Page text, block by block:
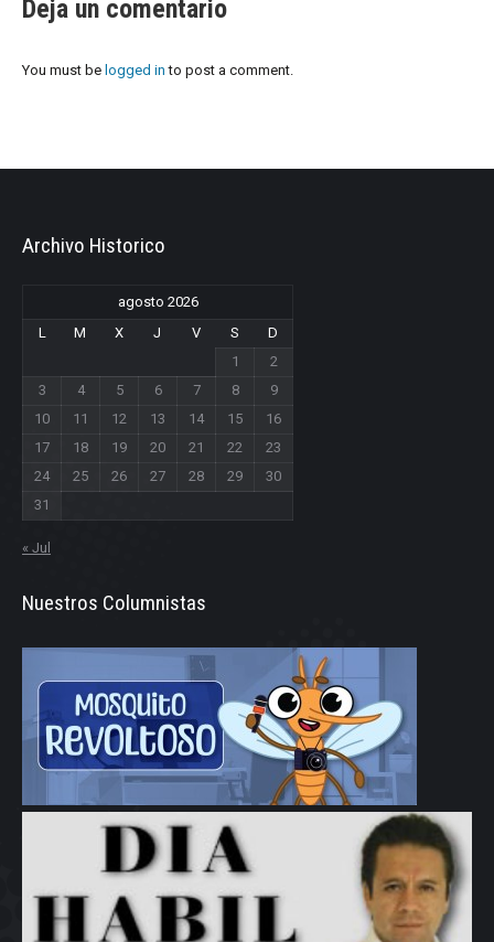
Deja un comentario
You must be logged in to post a comment.
Archivo Historico
agosto 2026
L
M X J V S
D
1
2
3
4 5 6 7 8
9
10
11 12 13 14 15
16
17
18 19 20 21 22
23
24
25 26 27 28 29
30
31
« Jul
Nuestros Columnistas